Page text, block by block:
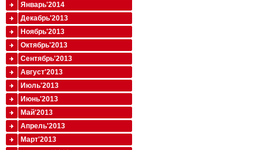
Январь'2014
Декабрь'2013
Ноябрь'2013
Октябрь'2013
Сентябрь'2013
Август'2013
Июль'2013
Июнь'2013
Май'2013
Апрель'2013
Март'2013